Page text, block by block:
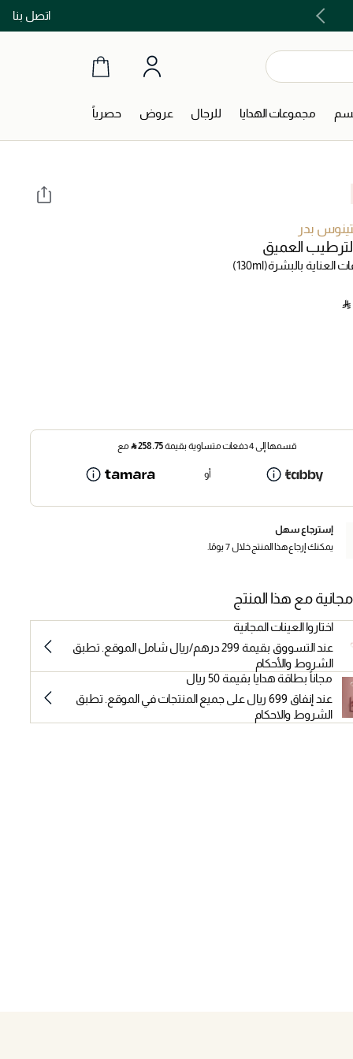
اتصل بنااشتري الآن و ادفع لاحقاً مع تابي و تمارا!
مجموعات الهدايا للرجال عروض حصرياً
بدر
الترطيب العميق
العناية بالبشرة(130ml)
قسمها إلى 4 دفعات متساوية بقيمة 258.75
⃁ مع
أو
إسترجاع سهل
يمكنك إرجاع هذا المنتج خلال 7 يومًا.
مع هذا المنتج
اختاروا العينات المجانية
عند التسووق بقيمة 299 درهم/ريال شامل الموقع. تطبق
الشروط والأحكام
مجاناً بطاقة هدايا بقيمة 50 ريال
عند إنفاق 699 ريال على جميع المنتجات في الموقع. تطبق
الشروط والاحكام